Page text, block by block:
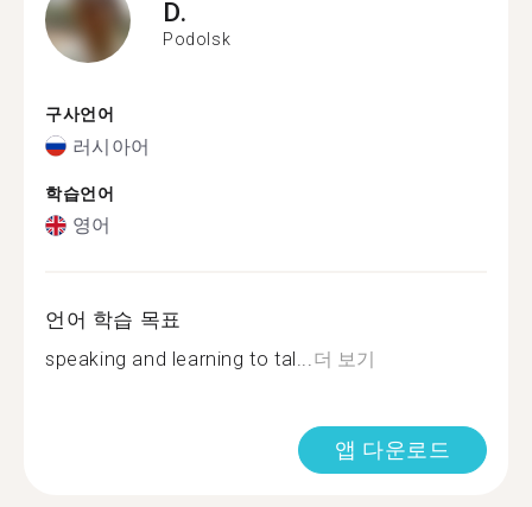
D.
Podolsk
구사언어
러시아어
학습언어
영어
언어 학습 목표
speaking and learning to tal...더 보기
앱 다운로드